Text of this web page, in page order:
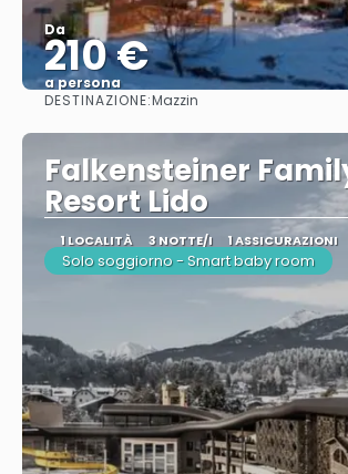
Da
210 €
a persona
DESTINAZIONE:Mazzin
Falkensteiner
Resort Lido
1 LOCALITÀ 3 NOTTE/I 1 ASSICURAZIONI
Solo soggiorno - Smart baby room